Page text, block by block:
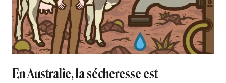
En Australie, la sécheresse est